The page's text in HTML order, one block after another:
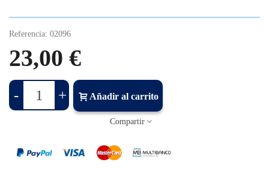
Referencia: 02096
23,00 €
- + Añadir al carrito
Compartir